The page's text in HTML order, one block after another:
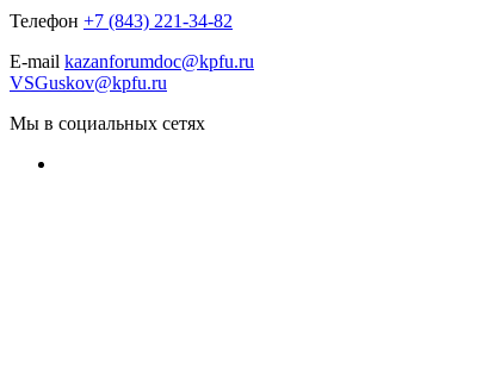
Телефон +7 (843) 221-34-82
E-mail kazanforumdoc@kpfu.ru
VSGuskov@kpfu.ru
Мы в социальных сетях